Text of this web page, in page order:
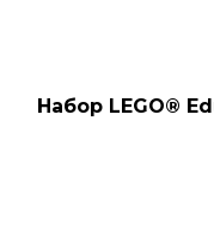
Набор LEGO®